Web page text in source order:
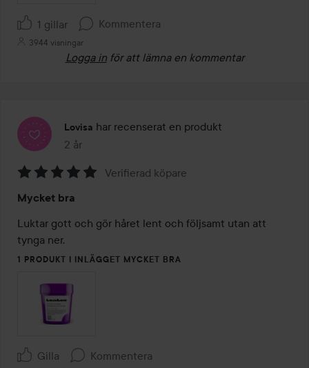
1 gillar Kommentera
3944 visningar
Logga in för att lämna en kommentar
Lovisa har recenserat en produkt
2 år
Inlägget skapades 2 år
5
av
5
Verifierad köpare
Mycket bra
Luktar gott och gör håret lent och följsamt utan att
tynga ner.
1 PRODUKT I INLÄGGET MYCKET BRA
Gilla Kommentera